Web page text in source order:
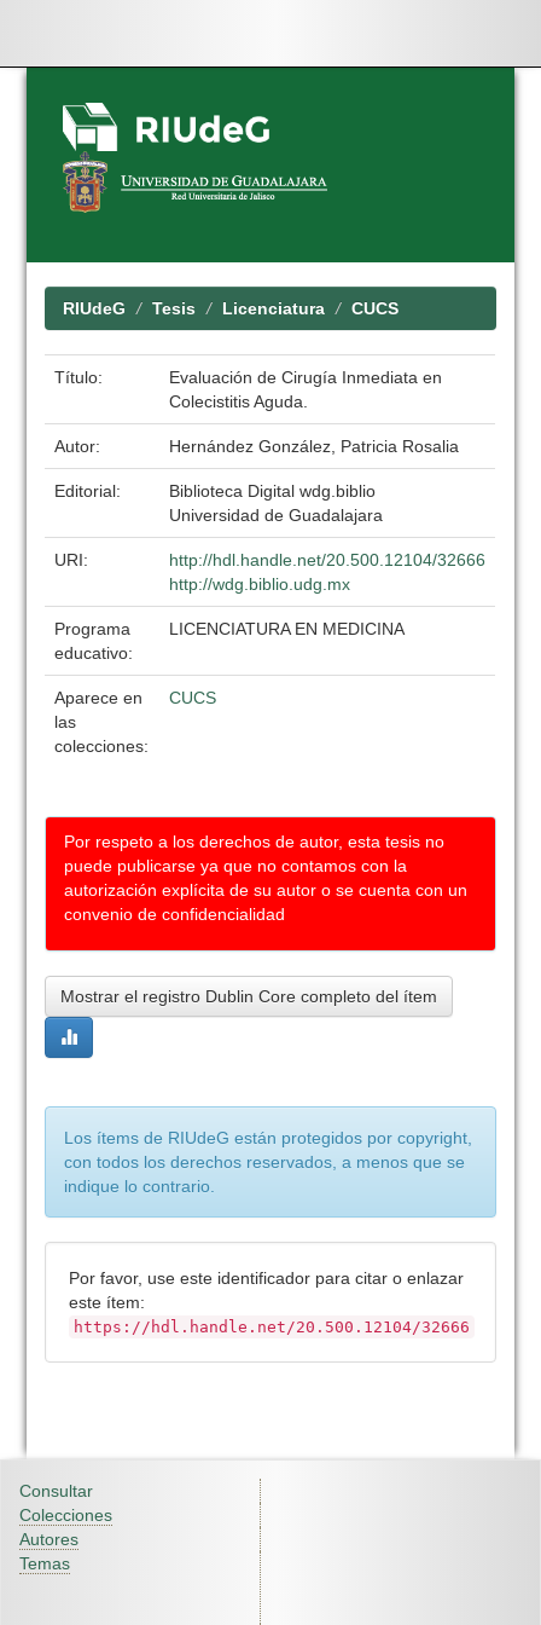
Skip
navigation
RIUdeG Tesis Licenciatura CUCS
Título:
Evaluación de Cirugía Inmediata en
Colecistitis Aguda.
Autor: Hernández González, Patricia Rosalia
Editorial:
Biblioteca Digital wdg.biblio
Universidad de Guadalajara
URI:
http://hdl.handle.net/20.500.12104/32666
http://wdg.biblio.udg.mx
Programa
educativo:
LICENCIATURA EN MEDICINA
Aparece en
las
colecciones:
CUCS
Por respeto a los derechos de autor, esta tesis no
puede publicarse ya que no contamos con la
autorización explícita de su autor o se cuenta con un
convenio de confidencialidad
Mostrar el registro Dublin Core completo del ítem
Los ítems de RIUdeG están protegidos por copyright,
con todos los derechos reservados, a menos que se
indique lo contrario.
Por favor, use este identificador para citar o enlazar
este ítem:
https://hdl.handle.net/20.500.12104/32666
Consultar
Colecciones
Autores
Temas